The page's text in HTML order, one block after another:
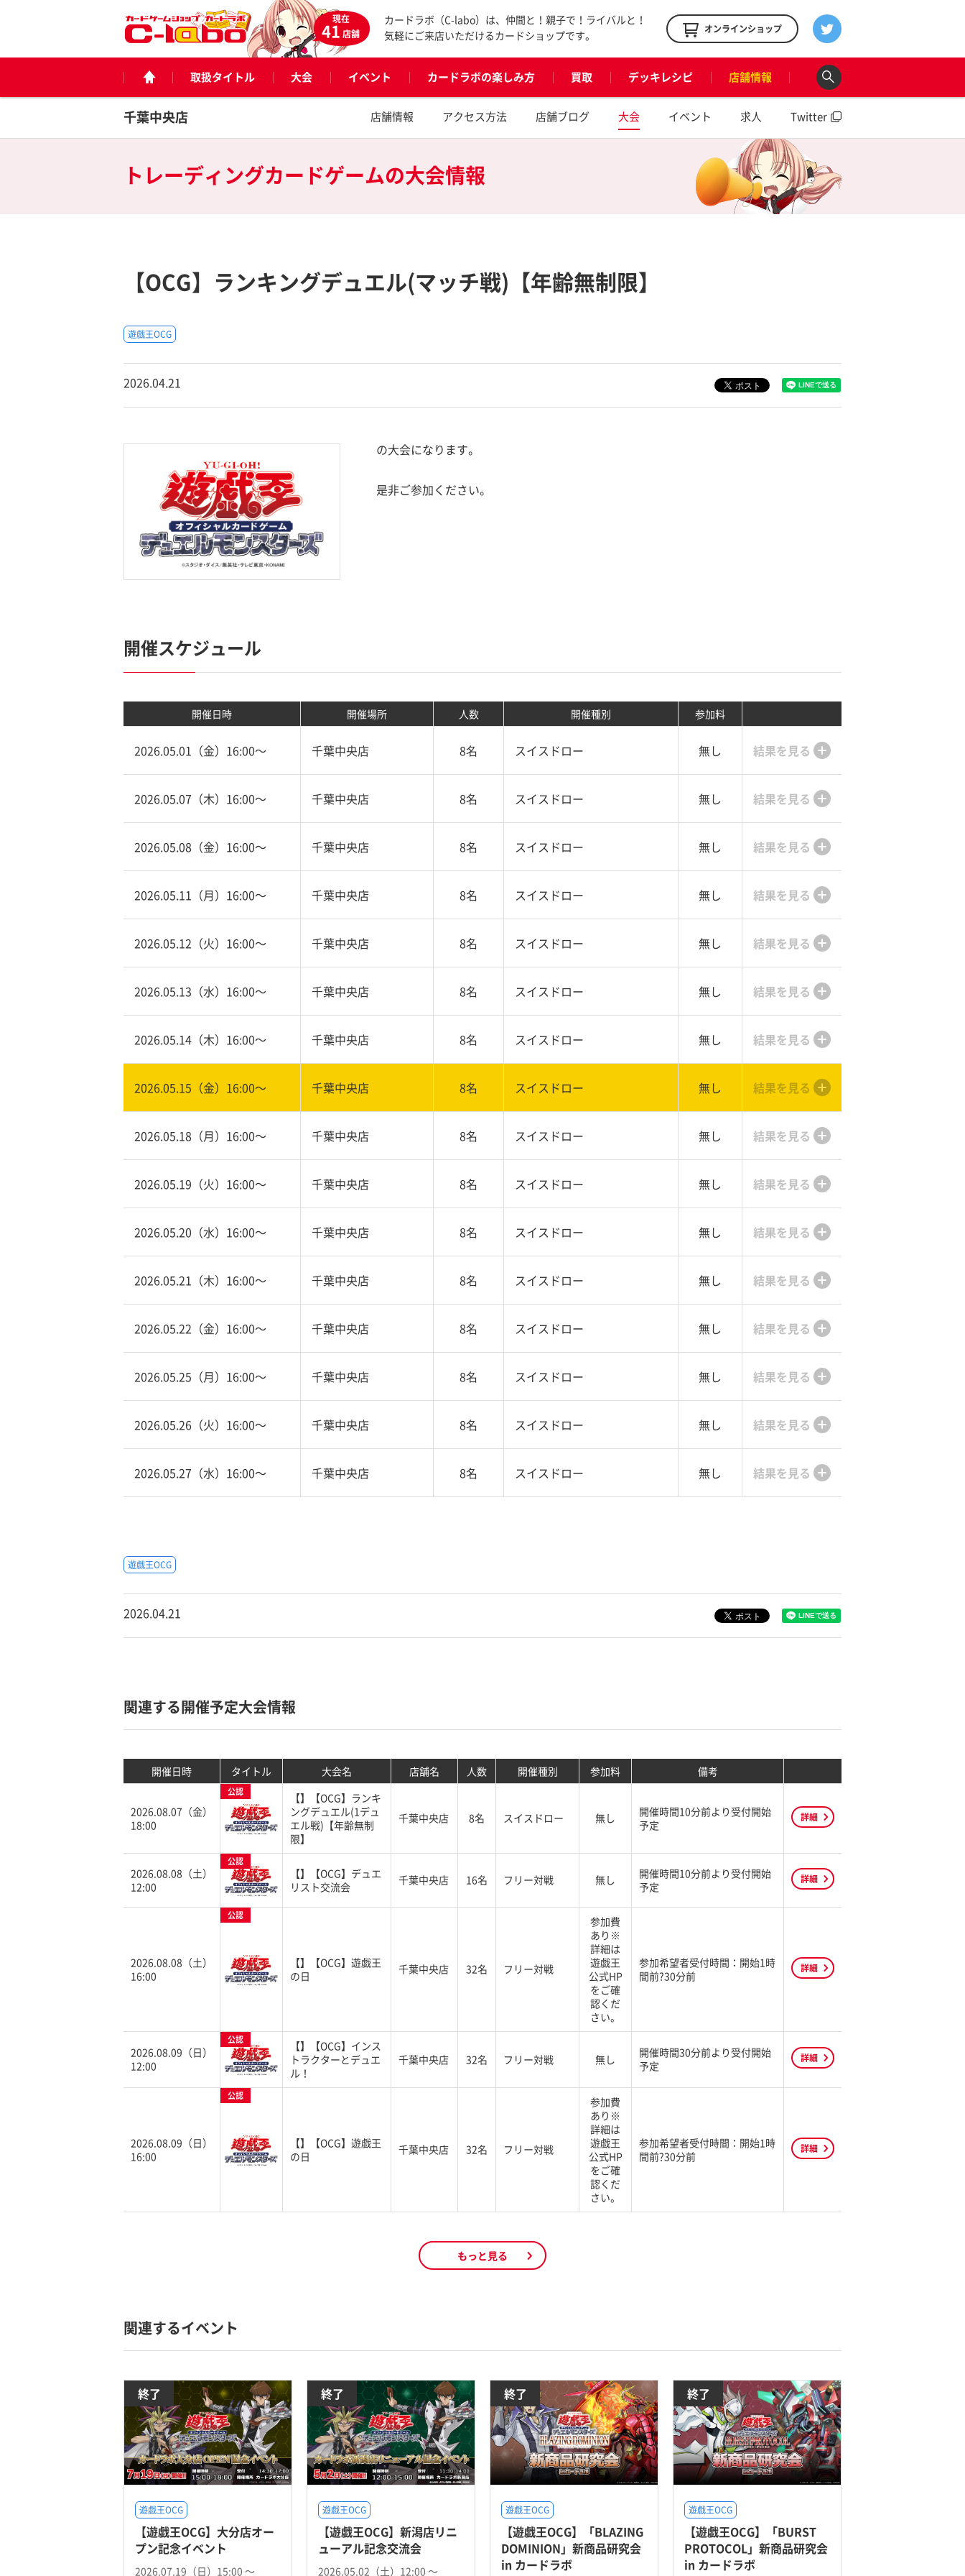
現在
41店舗
カードラボ（C-labo）は、仲間と！親子で！ライバルと！
気軽にご来店いただけるカードショップです。
オンラインショップ
取扱タイトル 大会 イベント カードラボの楽しみ方 買取 デッキレシピ 店舗情報
千葉中央店 店舗情報 アクセス方法 店舗ブログ 大会 イベント 求人 Twitter
トレーディングカードゲームの大会情報
【OCG】ランキングデュエル(マッチ戦)【年齢無制限】
遊戯王OCG
2026.04.21
の大会になります。
是非ご参加ください。
開催スケジュール
開催日時 開催場所 人数 開催種別 参加料
2026.05.01（金）16:00〜 千葉中央店 8名 スイスドロー 無し 結果を見る
2026.05.07（木）16:00〜 千葉中央店 8名 スイスドロー 無し 結果を見る
2026.05.08（金）16:00〜 千葉中央店 8名 スイスドロー 無し 結果を見る
2026.05.11（月）16:00〜 千葉中央店 8名 スイスドロー 無し 結果を見る
2026.05.12（火）16:00〜 千葉中央店 8名 スイスドロー 無し 結果を見る
2026.05.13（水）16:00〜 千葉中央店 8名 スイスドロー 無し 結果を見る
2026.05.14（木）16:00〜 千葉中央店 8名 スイスドロー 無し 結果を見る
2026.05.15（金）16:00〜 千葉中央店 8名 スイスドロー 無し 結果を見る
2026.05.18（月）16:00〜 千葉中央店 8名 スイスドロー 無し 結果を見る
2026.05.19（火）16:00〜 千葉中央店 8名 スイスドロー 無し 結果を見る
2026.05.20（水）16:00〜 千葉中央店 8名 スイスドロー 無し 結果を見る
2026.05.21（木）16:00〜 千葉中央店 8名 スイスドロー 無し 結果を見る
2026.05.22（金）16:00〜 千葉中央店 8名 スイスドロー 無し 結果を見る
2026.05.25（月）16:00〜 千葉中央店 8名 スイスドロー 無し 結果を見る
2026.05.26（火）16:00〜 千葉中央店 8名 スイスドロー 無し 結果を見る
2026.05.27（水）16:00〜 千葉中央店 8名 スイスドロー 無し 結果を見る
遊戯王OCG
2026.04.21
関連する開催予定大会情報
開催日時 タイトル 大会名 店舗名 人数 開催種別 参加料 備考
2026.08.07（金）
18:00
公認
【】【OCG】ランキ
ングデュエル(1デュ
エル戦)【年齢無制
限】
千葉中央店 8名 スイスドロー 無し
開催時間10分前より受付開始
予定
詳細
2026.08.08（土）
12:00
公認
【】【OCG】デュエ
リスト交流会
千葉中央店 16名 フリー対戦 無し
開催時間10分前より受付開始
予定
詳細
2026.08.08（土）
16:00
公認
【】【OCG】遊戯王
の日
千葉中央店 32名 フリー対戦
参加費
あり※
詳細は
遊戯王
公式HP
をご確
認くだ
さい。
参加希望者受付時間：開始1時
間前?30分前
詳細
2026.08.09（日）
12:00
公認
【】【OCG】インス
トラクターとデュエ
ル！
千葉中央店 32名 フリー対戦 無し
開催時間30分前より受付開始
予定
詳細
2026.08.09（日）
16:00
公認
【】【OCG】遊戯王
の日
千葉中央店 32名 フリー対戦
参加費
あり※
詳細は
遊戯王
公式HP
をご確
認くだ
さい。
参加希望者受付時間：開始1時
間前?30分前
詳細
もっと見る
関連するイベント
終了
遊戯王OCG
【遊戯王OCG】大分店オー
プン記念イベント
2026.07.19（日）15:00 〜
終了
遊戯王OCG
【遊戯王OCG】新潟店リニ
ューアル記念交流会
2026.05.02（土）12:00 〜
終了
遊戯王OCG
【遊戯王OCG】「BLAZING
DOMINION」新商品研究会
in カードラボ
終了
遊戯王OCG
【遊戯王OCG】「BURST
PROTOCOL」新商品研究会
in カードラボ